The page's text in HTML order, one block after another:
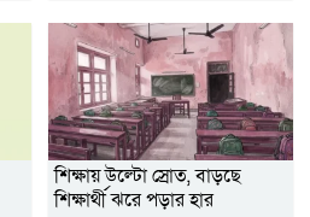
শিক্ষায় উল্টো স্রোত, বাড়ছে
শিক্ষার্থী ঝরে পড়ার হার